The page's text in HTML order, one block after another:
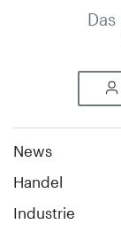
News
Handel
Industrie